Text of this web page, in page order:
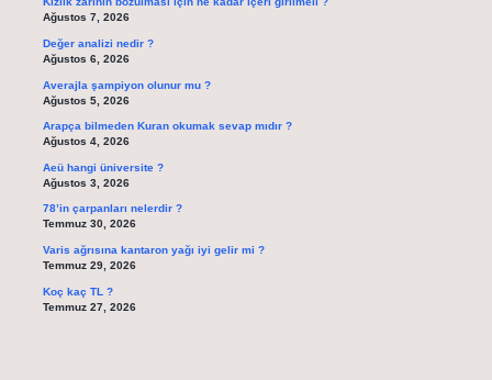
Ağustos 7, 2026
Değer analizi nedir ?
Ağustos 6, 2026
Averajla şampiyon olunur mu ?
Ağustos 5, 2026
Arapça bilmeden Kuran okumak sevap mıdır ?
Ağustos 4, 2026
Aeü hangi üniversite ?
Ağustos 3, 2026
78’in çarpanları nelerdir ?
Temmuz 30, 2026
Varis ağrısına kantaron yağı iyi gelir mi ?
Temmuz 29, 2026
Koç kaç TL ?
Temmuz 27, 2026